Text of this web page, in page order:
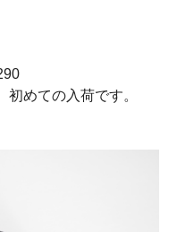
めての入荷です。